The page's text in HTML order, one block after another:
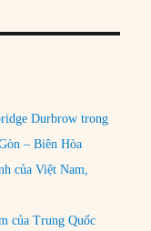
Durbrow trong
– Biên Hòa
của Việt Nam,
của Trung Quốc